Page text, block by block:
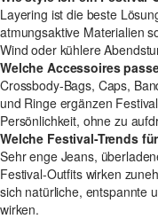
Layering ist die beste
atmungsaktive Materialien
Wind oder kühlere
Welche Accessoires
Crossbody-Bags, Caps,
und Ringe ergänzen
Persönlichkeit, ohne zu
Welche Festival-Trends
Sehr enge Jeans,
Festival-Outfits wirken
sich natürliche, entspannte
wirken.